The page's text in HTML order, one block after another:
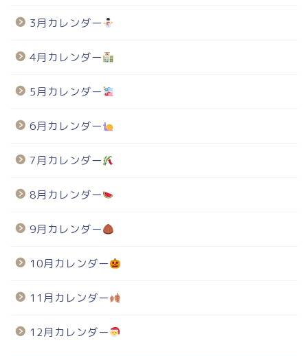
3月カレンダー
4月カレンダー
5月カレンダー
6月カレンダー
7月カレンダー
8月カレンダー
9月カレンダー
10月カレンダー
11月カレンダー
12月カレンダー